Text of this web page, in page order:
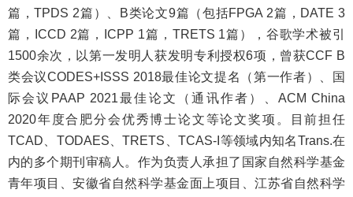
篇，TPDS 2篇）、B类论文9篇（包括FPGA 2篇，DATE 3
篇，ICCD 2篇，ICPP 1篇，TRETS 1篇），谷歌学术被引
1500余次，以第一发明人获发明专利授权6项，曾获CCF B
类会议CODES+ISSS 2018最佳论文提名（第一作者）、国
际会议PAAP 2021最佳论文（通讯作者）、ACM China
2020年度合肥分会优秀博士论文等论文奖项。目前担任
TCAD、TODAES、TRETS、TCAS-I等领域内知名Trans.在
内的多个期刊审稿人。作为负责人承担了国家自然科学基金
青年项目、安徽省自然科学基金面上项目、江苏省自然科学